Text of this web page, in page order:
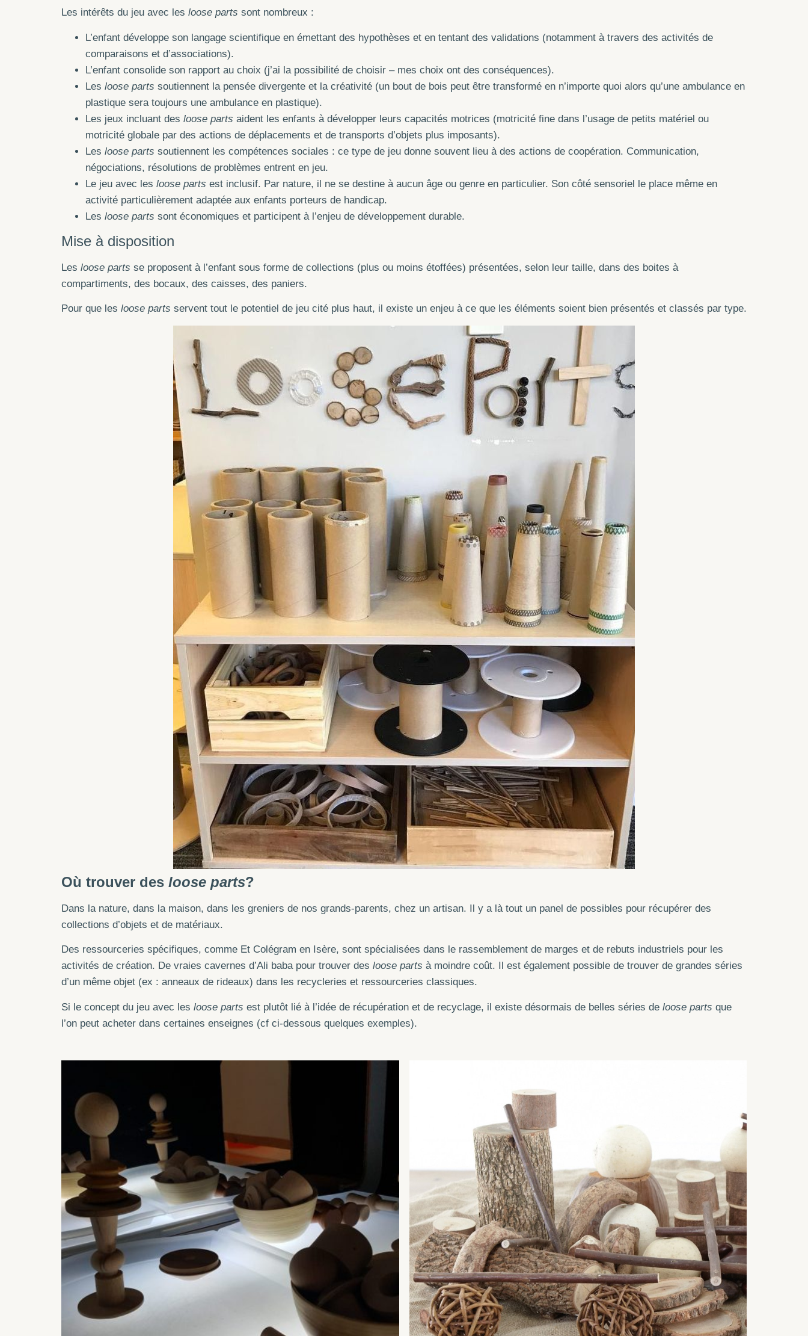
Les intérêts du jeu avec les loose parts sont nombreux :
L’enfant développe son langage scientifique en émettant des hypothèses et en tentant des validations (notamment à travers des activités de
comparaisons et d’associations).
L’enfant consolide son rapport au choix (j’ai la possibilité de choisir – mes choix ont des conséquences).
Les loose parts soutiennent la pensée divergente et la créativité (un bout de bois peut être transformé en n’importe quoi alors qu’une ambulance en
plastique sera toujours une ambulance en plastique).
Les jeux incluant des loose parts aident les enfants à développer leurs capacités motrices (motricité fine dans l’usage de petits matériel ou
motricité globale par des actions de déplacements et de transports d’objets plus imposants).
Les loose parts soutiennent les compétences sociales : ce type de jeu donne souvent lieu à des actions de coopération. Communication,
négociations, résolutions de problèmes entrent en jeu.
Le jeu avec les loose parts est inclusif. Par nature, il ne se destine à aucun âge ou genre en particulier. Son côté sensoriel le place même en
activité particulièrement adaptée aux enfants porteurs de handicap.
Les loose parts sont économiques et participent à l’enjeu de développement durable.
Mise à disposition
Les loose parts se proposent à l’enfant sous forme de collections (plus ou moins étoffées) présentées, selon leur taille, dans des boites à
compartiments, des bocaux, des caisses, des paniers.
Pour que les loose parts servent tout le potentiel de jeu cité plus haut, il existe un enjeu à ce que les éléments soient bien présentés et classés par type.
Où trouver des loose parts?
Dans la nature, dans la maison, dans les greniers de nos grands-parents, chez un artisan. Il y a là tout un panel de possibles pour récupérer des
collections d’objets et de matériaux.
Des ressourceries spécifiques, comme Et Colégram en Isère, sont spécialisées dans le rassemblement de marges et de rebuts industriels pour les
activités de création. De vraies cavernes d’Ali baba pour trouver des loose parts à moindre coût. Il est également possible de trouver de grandes séries
d’un même objet (ex : anneaux de rideaux) dans les recycleries et ressourceries classiques.
Si le concept du jeu avec les loose parts est plutôt lié à l’idée de récupération et de recyclage, il existe désormais de belles séries de loose parts que
l’on peut acheter dans certaines enseignes (cf ci-dessous quelques exemples).